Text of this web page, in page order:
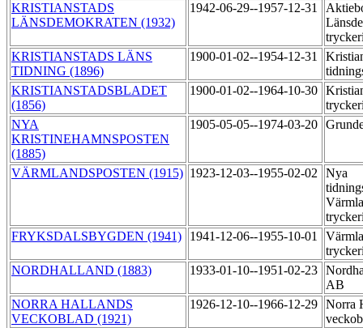
KRISTIANSTADS
LÄNSDEMOKRATEN (1932)
1942-06-29--1957-12-31
KRISTIANSTADS LÄNS
TIDNING (1896)
1900-01-02--1954-12-31
KRISTIANSTADSBLADET
(1856)
1900-01-02--1964-10-30
NYA
KRISTINEHAMNSPOSTEN
(1885)
1905-05-05--1974-03-20
VÄRMLANDSPOSTEN (1915) 1923-12-03--1955-02-02
Nya
FRYKSDALSBYGDEN (1941)
1941-12-06--1955-10-01
NORDHALLAND (1883)
1933-01-10--1951-02-23
AB
NORRA HALLANDS
VECKOBLAD (1921)
1926-12-10--1966-12-29 Norra